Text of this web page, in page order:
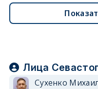
Лица
Сухенко